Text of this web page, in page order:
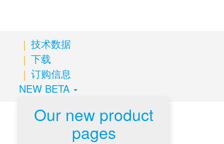
技术数据
下载
订购信息
NEW BETA
Our new product
pages